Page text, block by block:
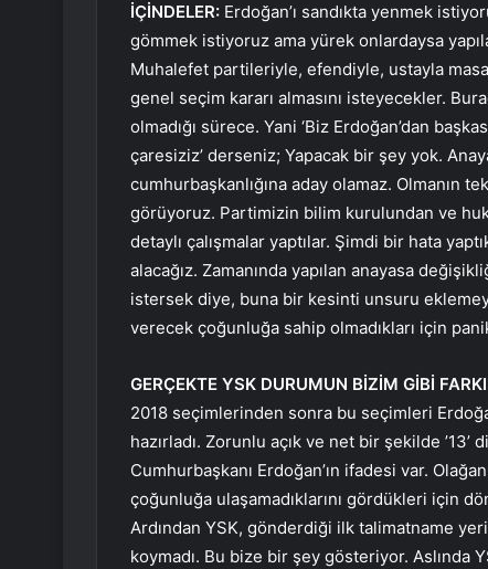
İÇİNDELER: Erdoğan’ı sandıkta yenmek
gömmek istiyoruz ama yürek onlardaysa
Muhalefet partileriyle, efendiyle, ustayla
genel seçim kararı almasını isteyecekler.
olmadığı sürece. Yani ‘Biz Erdoğan’dan
çaresiziz’ derseniz; Yapacak bir şey yok.
cumhurbaşkanlığına aday olamaz. Olmanın
görüyoruz. Partimizin bilim kurulundan ve
detaylı çalışmalar yaptılar. Şimdi bir hata
alacağız. Zamanında yapılan anayasa
istersek diye, buna bir kesinti unsuru
verecek çoğunluğa sahip olmadıkları için
GERÇEKTE YSK DURUMUN BİZİM GİBİ
2018 seçimlerinden sonra bu seçimleri
hazırladı. Zorunlu açık ve net bir şekilde ’13’
Cumhurbaşkanı Erdoğan’ın ifadesi var.
çoğunluğa ulaşamadıklarını gördükleri için
Ardından YSK, gönderdiği ilk talimatname
koymadı. Bu bize bir şey gösteriyor. Aslında